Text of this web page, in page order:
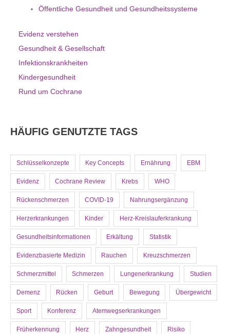
Öffentliche Gesundheit und Gesundheitssysteme
Evidenz verstehen
Gesundheit & Gesellschaft
Infektionskrankheiten
Kindergesundheit
Rund um Cochrane
HÄUFIG GENUTZTE TAGS
Schlüsselkonzepte Key Concepts Ernährung EBM
Evidenz Cochrane Review Krebs WHO
Rückenschmerzen COVID-19 Nahrungsergänzung
Herzerkrankungen Kinder Herz-Kreislauferkrankung
Gesundheitsinformationen Erkältung Statistik
Evidenzbasierte Medizin Rauchen Kreuzschmerzen
Schmerzmittel Schmerzen Lungenerkrankung Studien
Demenz Rücken Geburt Bewegung Übergewicht
Sport Konferenz Atemwegserkrankungen
Früherkennung Herz Zahngesundheit Risiko